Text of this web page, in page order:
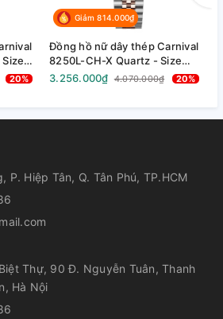
hài lòng cao nhất cho quý khách
tự hào trở thành 1 trong những đại
thương hiệu Carnivalđầu tiên tại
chúng tôi bán ra đều đượcbảo
20%
Giảm 814.000₫
Đồng hồ nữ dây thép Carnival
8250L-CH-X Quartz - Size
30mm - Kính Sapphire - Chống
3.256.000₫ 4.070.000₫ 20%
P. Hiệp Tân, Q. Tân Phú, TP.HCM
Thự, 90 Đ. Nguyễn Tuân, Thanh
Hà Nội